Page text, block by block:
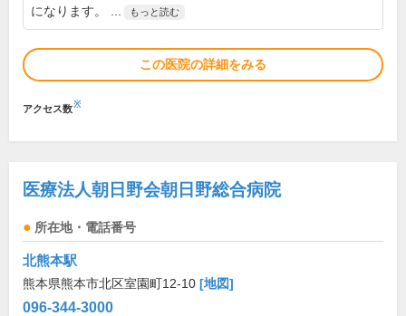
になります。 ...
もっと読む
この医院の詳細をみる
アクセス数※
医療法人朝日野会朝日野総合病院
所在地・電話番号
北熊本駅
熊本県熊本市北区室園町12-10 [地図]
096-344-3000